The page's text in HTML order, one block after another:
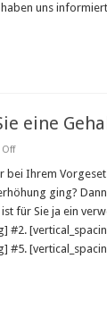
uns
eine
on
8
Tipps
wie
Sie
eine
Gehaltserhöhung
bekommen
bei Ihrem
ging?
ist für Sie ja ein
#2.
#5.